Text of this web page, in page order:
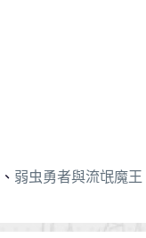
、 弱虫勇者與流氓魔王